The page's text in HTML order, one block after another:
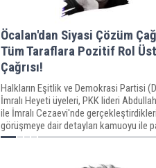
Öcalan'dan Siyasi Çözüm
Tüm Taraflara Pozitif Rol
Çağrısı!
Halkların Eşitlik ve Demokrasi Partisi
İmralı Heyeti üyeleri, PKK lideri
ile İmralı Cezaevi'nde gerçekleştirdikleri
görüşmeye dair detayları kamuoyu ile